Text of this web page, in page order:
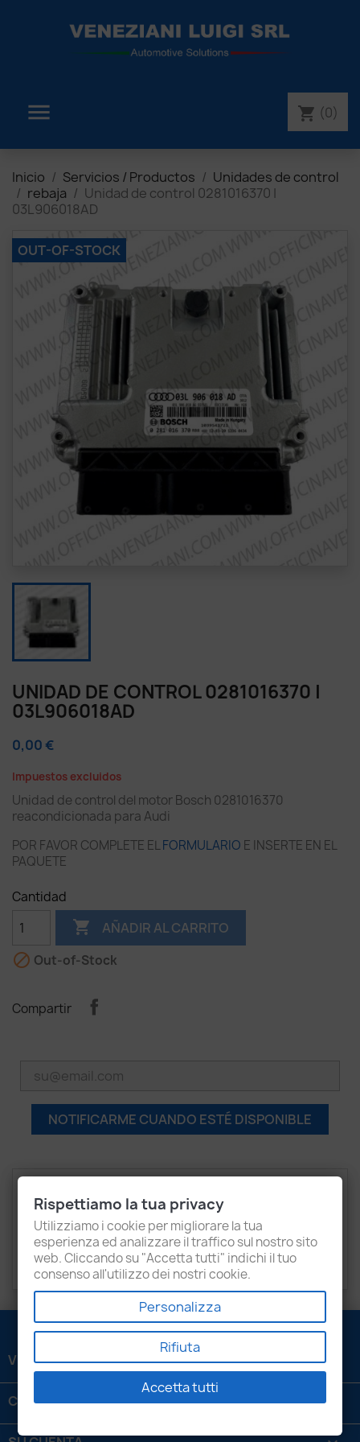
 shopping_cart (0)
Inicio Servicios / Productos
Unidades de control
rebaja
Unidad de control 0281016370 |
03L906018AD
OUT-OF-STOCK
UNIDAD DE CONTROL 0281016370 |
03L906018AD
0,00 €
Impuestos excluidos
Unidad de control del motor Bosch 0281016370
reacondicionada para Audi
POR FAVOR COMPLETE ELFORMULARIO E INSERTE EN EL
PAQUETE
Cantidad
 AÑADIR AL CARRITO
 Out-of-Stock
Compartir
NOTIFICARME CUANDO ESTÉ DISPONIBLE
Recensioni
AUDIA3
VENEZIANI LUIGI SRL 
CONTATTACI 
Rispettiamo la tua privacy
Utilizziamo i cookie per migliorare la tua
esperienza ed analizzare il traffico sul nostro sito
web. Cliccando su "Accetta tutti" indichi il tuo
consenso all'utilizzo dei nostri cookie.
Personalizza
Rifiuta
Accetta tutti